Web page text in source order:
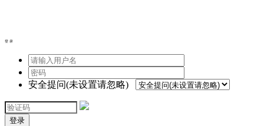
登录
安全提问(未设置请忽略)
登录